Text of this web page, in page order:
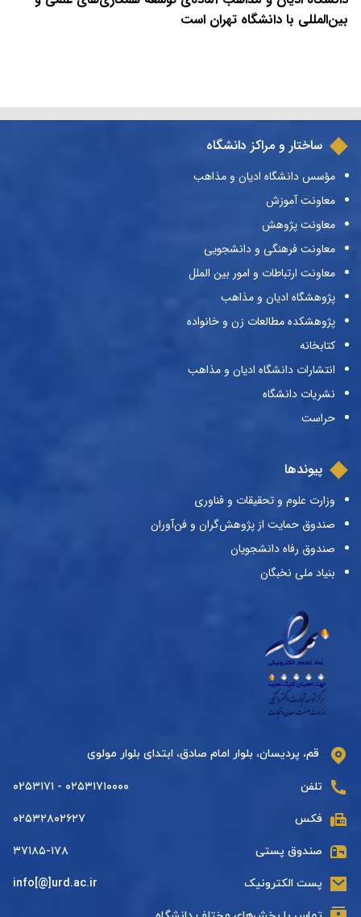
بین‌المللی با دانشگاه تهران است
ساختار و مراکز دانشگاه
مؤسس دانشگاه ادیان و مذاهب
معاونت آموزش
معاونت پژوهش
معاونت فرهنگی و دانشجویی
معاونت ارتباطات و امور بین الملل
پژوهشگاه ادیان و مذاهب
پژوهشکده مطالعات زن و خانواده
کتابخانه
انتشارات دانشگاه ادیان و مذاهب
نشریات دانشگاه
حراست
پیوندها
وزارت علوم و تحقیقات و فناوری
صندوق حمایت از پژوهش‌گران و فن‌آوران
صندوق رفاه دانشجویان
بنیاد ملی نخبگان
قم، پردیسان، بلوار امام صادق، ابتدای بلوار مولوی
تلفن ۰۲۵۳۱۷۱۰۰۰۰ - ۰۲۵۳۱۷۱
فکس ۰۲۵۳۲۸۰۲۶۲۷
صندوق پستی ۳۷۱۸۵-۱۷۸
پست الکترونیک info[@]urd.ac.ir